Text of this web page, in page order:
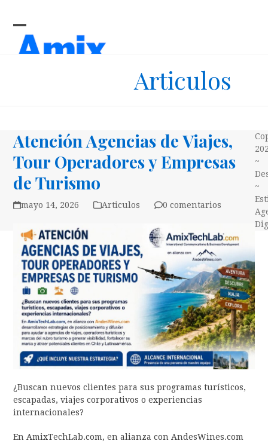
Open
mobile
Close
mobile
Articulos
Atención Agencias de Viajes,
Tour Operadores y Empresas
de Turismo
mayo 14, 2026 Articulos 0 comentarios
¿Buscan nuevos clientes para sus programas turísticos,
escapadas, viajes corporativos o experiencias
internacionales?
En AmixTechLab.com, en alianza con AndesWines.com
~
~